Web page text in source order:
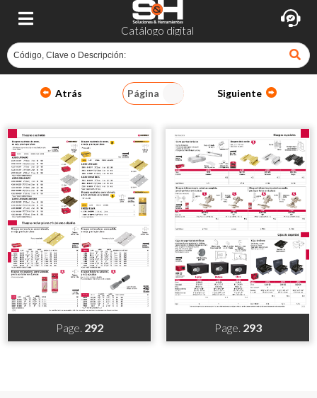
Catálogo digital
Atrás Página Siguiente
Page. 292 Page. 293